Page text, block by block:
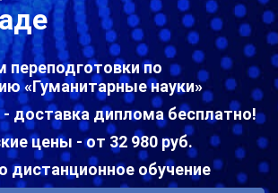
переподготовки по
«Гуманитарные науки»
- доставка диплома бесплатно!
цены - от 32 980 руб.
дистанционное обучение